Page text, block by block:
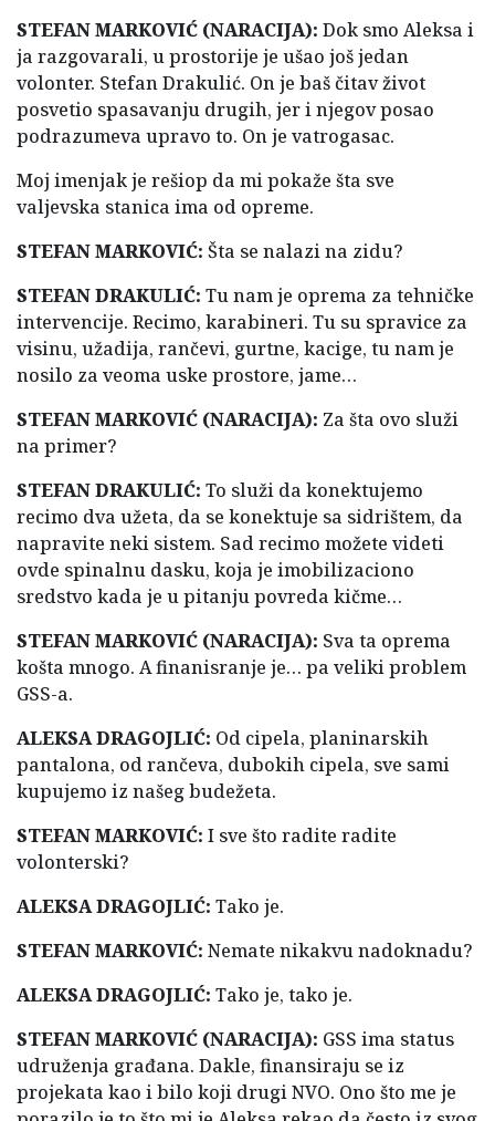
STEFAN MARKOVIĆ (NARACIJA): Dok smo Aleksa i
ja razgovarali, u prostorije je ušao još jedan
volonter. Stefan Drakulić. On je baš čitav život
posvetio spasavanju drugih, jer i njegov posao
podrazumeva upravo to. On je vatrogasac.
Moj imenjak je rešiop da mi pokaže šta sve
valjevska stanica ima od opreme.
STEFAN MARKOVIĆ: Šta se nalazi na zidu?
STEFAN DRAKULIĆ: Tu nam je oprema za tehničke
intervencije. Recimo, karabineri. Tu su spravice za
visinu, užadija, rančevi, gurtne, kacige, tu nam je
nosilo za veoma uske prostore, jame…
STEFAN MARKOVIĆ (NARACIJA): Za šta ovo služi
na primer?
STEFAN DRAKULIĆ: To služi da konektujemo
recimo dva užeta, da se konektuje sa sidrištem, da
napravite neki sistem. Sad recimo možete videti
ovde spinalnu dasku, koja je imobilizaciono
sredstvo kada je u pitanju povreda kičme…
STEFAN MARKOVIĆ (NARACIJA): Sva ta oprema
košta mnogo. A finanisranje je… pa veliki problem
GSS-a.
ALEKSA DRAGOJLIĆ: Od cipela, planinarskih
pantalona, od rančeva, dubokih cipela, sve sami
kupujemo iz našeg budežeta.
STEFAN MARKOVIĆ: I sve što radite radite
volonterski?
ALEKSA DRAGOJLIĆ: Tako je.
STEFAN MARKOVIĆ: Nemate nikakvu nadoknadu?
ALEKSA DRAGOJLIĆ: Tako je, tako je.
STEFAN MARKOVIĆ (NARACIJA): GSS ima status
udruženja građana. Dakle, finansiraju se iz
projekata kao i bilo koji drugi NVO. Ono što me je